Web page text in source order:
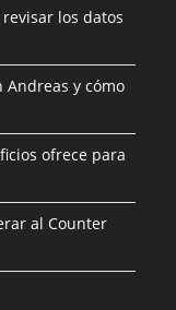
los datos
Andreas y cómo
ofrece para
al Counter